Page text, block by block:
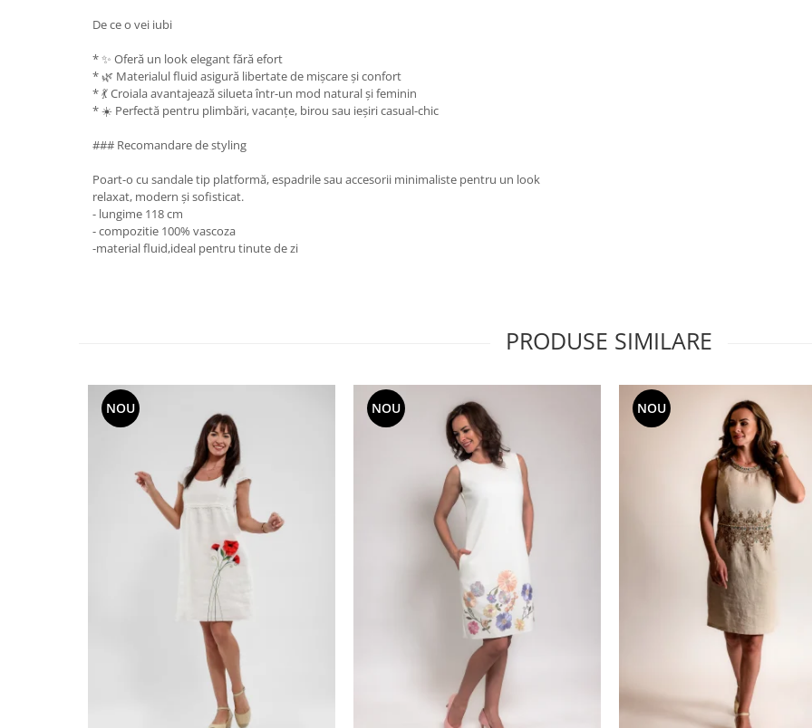
De ce o vei iubi
* ✨ Oferă un look elegant fără efort
* 🌿 Materialul fluid asigură libertate de mișcare și confort
* 💃 Croiala avantajează silueta într-un mod natural și feminin
* ☀️ Perfectă pentru plimbări, vacanțe, birou sau ieșiri casual-chic
### Recomandare de styling
Poart-o cu sandale tip platformă, espadrile sau accesorii minimaliste pentru un look
relaxat, modern și sofisticat.
- lungime 118 cm
- compozitie 100% vascoza
-material fluid,ideal pentru tinute de zi
PRODUSE SIMILARE
NOU NOU NOU